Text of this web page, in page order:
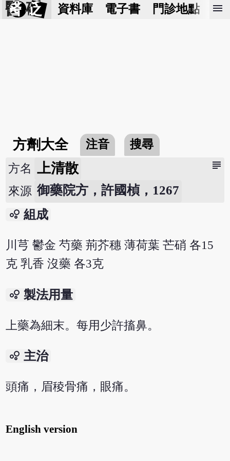
醫 砭 資料庫 電子書 門診地點 預
menu
方劑大全 注音 搜尋
subject
方名 上清散
來源 御藥院方，許國楨，1267
bubble_chart 組成
川芎 鬱金 芍藥 荊芥穗 薄荷葉 芒硝 各15
克 乳香 沒藥 各3克
bubble_chart 製法用量
上藥為細末。每用少許搐鼻。
bubble_chart 主治
頭痛，眉稜骨痛，眼痛。
English version